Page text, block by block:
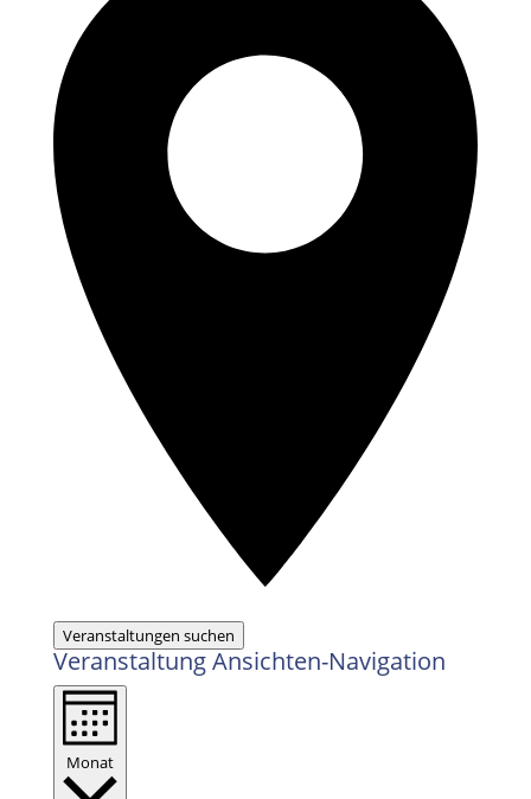
Veranstaltungen suchen
Veranstaltung Ansichten-Navigation
Monat